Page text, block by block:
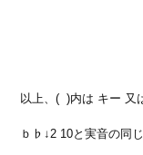
以上、( )内は キー 又
ｂ♭↓2 10と実音の同